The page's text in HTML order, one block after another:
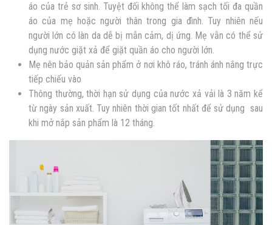
áo của trẻ sơ sinh. Tuyệt đối không thể làm sạch tối đa quần
áo của mẹ hoặc người thân trong gia đình. Tuy nhiên nếu
người lớn có làn da dễ bị mẫn cảm, dị ứng. Mẹ vẫn có thể sử
dụng nước giặt xả để giặt quần áo cho người lớn.
Mẹ nên bảo quản sản phẩm ở nơi khô ráo, tránh ánh nắng trực
tiếp chiếu vào
Thông thường, thời hạn sử dụng của nước xả vải là 3 năm kể
từ ngày sản xuất. Tuy nhiên thời gian tốt nhất để sử dụng sau
khi mở nắp sản phẩm là 12 tháng.